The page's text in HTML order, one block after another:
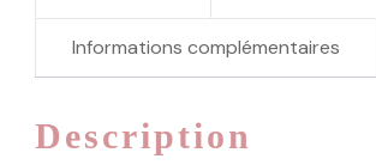
Informations complémentaires
Description